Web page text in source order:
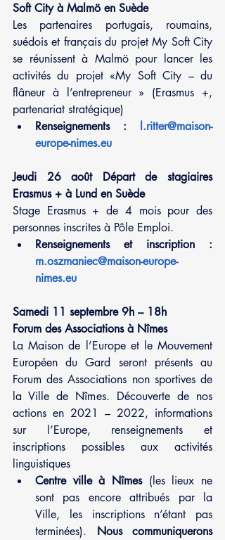
Soft City à Malmö en Suède
Les partenaires portugais, roumains,
suédois et français du projet My Soft City
se réunissent à Malmö pour lancer les
activités du projet «My Soft City – du
flâneur à l’entrepreneur » (Erasmus +,
partenariat stratégique)
Renseignements :
l.ritter@maison-
europe-nimes.eu
Jeudi 26 août Départ de stagiaires
Erasmus + à Lund en Suède
Stage Erasmus + de 4 mois pour des
personnes inscrites à Pôle Emploi.
m.oszmaniec@maison-europe-
nimes.eu
Samedi 11 septembre 9h – 18h
Forum des Associations à Nîmes
La Maison de l’Europe et le Mouvement
Européen du Gard seront présents au
Forum des Associations non sportives de
la Ville de Nîmes. Découverte de nos
actions en 2021 – 2022, informations
sur l’Europe, renseignements et
inscriptions possibles aux activités
linguistiques
Centre ville à Nîmes (les lieux ne
sont pas encore attribués par la
Ville, les inscriptions n’étant pas
terminées). Nous communiquerons